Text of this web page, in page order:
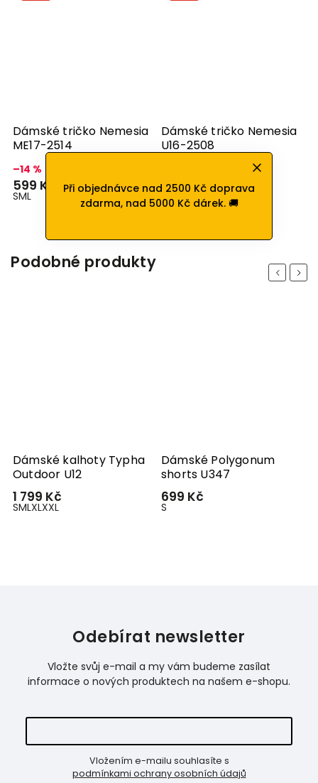
Při objednávce nad 2500 Kč doprava
zdarma, nad 5000 Kč dárek. 🚚
Dámské tričko Nemesia
ME17-2514
–14 %
599 Kč
SML
Dámské tričko Nemesia
U16-2508
499 Kč
S
Podobné produkty Previous
Dámské kalhoty Typha
Outdoor U12
1 799 Kč
SMLXLXXL
Dámské Polygonum
shorts U347
699 Kč
S
Next
Odebírat newsletter
Vložte svůj e-mail a my vám budeme zasílat
informace o nových produktech na našem e-shopu.
podmínkami ochrany osobních údajů